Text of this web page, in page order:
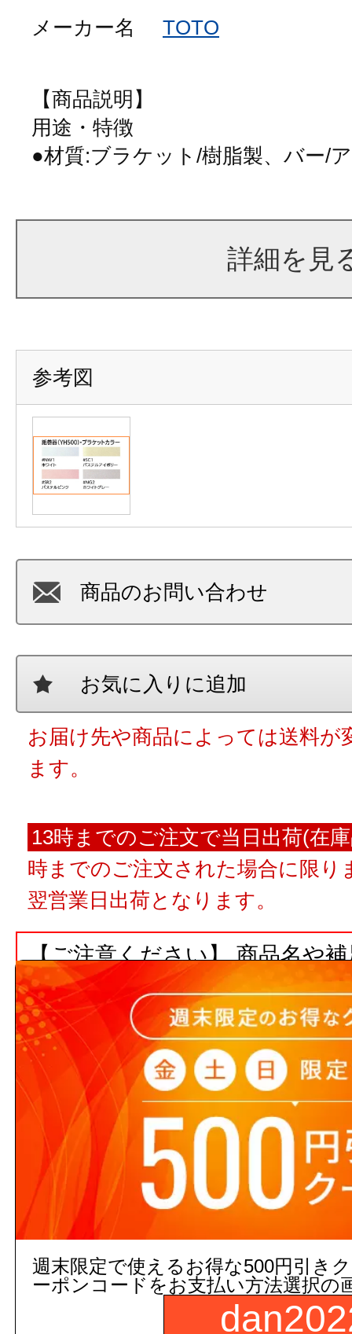
メーカー名 TOTO
【商品説明】
用途・特徴
●材質:ブラケット/樹脂製、バー/
詳細を見
参考図
商品のお問い合わせ
お気に入りに追加
お届け先や商品によっては送料が
ます。
13時までのご注文で当日出荷(在
時までのご注文された場合に限り
翌営業日出荷となります。
【ご注意ください】 商品名や
ト数が入っていない場合、単品
注文の際の合計金額は発注単位
でご注意下さい。
3,000円以上(税込) のご注文
５営業日出荷(メーカー手配品)
250018000000
品番：
販売価格
週末限定で使えるお得な500円引き
ーポンコードをお支払い方法選択の